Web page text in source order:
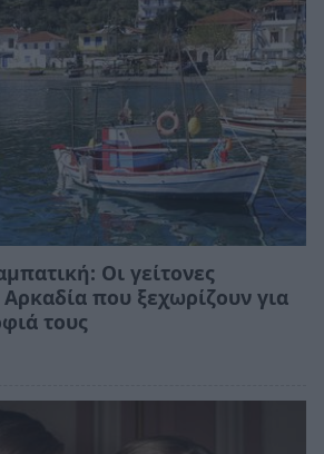
Οι γείτονες
που ξεχωρίζουν για
τους